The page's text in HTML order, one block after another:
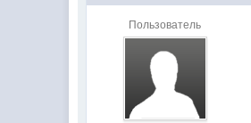
Пользователь